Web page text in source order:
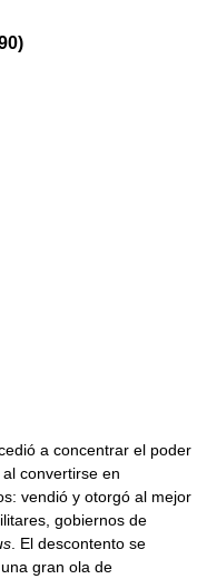
a concentrar el poder
convertirse en
vendió y otorgó al mejor
gobiernos de
. El descontento se
gran ola de